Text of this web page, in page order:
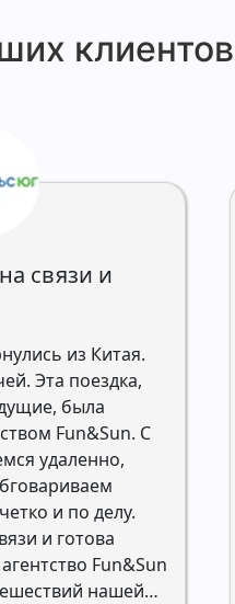
клиентов
связи и
из Китая.
Эта поездка,
была
Fun&Sun. С
удаленно,
и по делу.
и готова
Fun&Sun
нашей